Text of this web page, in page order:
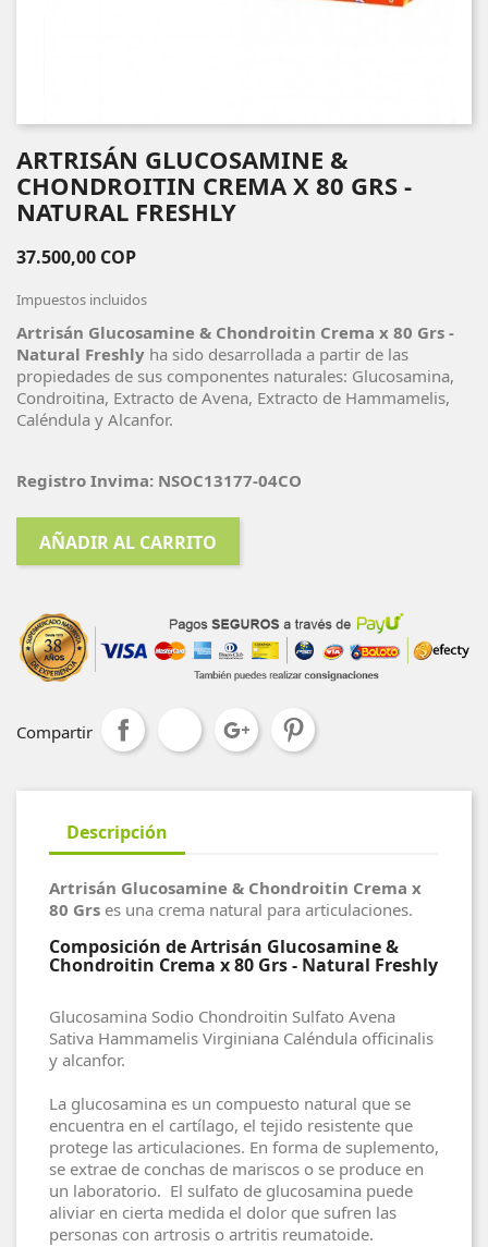
ARTRISÁN GLUCOSAMINE &
CHONDROITIN CREMA X 80 GRS -
NATURAL FRESHLY
37.500,00 COP
Impuestos incluidos
Artrisán Glucosamine & Chondroitin Crema x 80 Grs -
Natural Freshly ha sido desarrollada a partir de las
propiedades de sus componentes naturales: Glucosamina,
Condroitina, Extracto de Avena, Extracto de Hammamelis,
Caléndula y Alcanfor.
Registro Invima: NSOC13177-04CO
AÑADIR AL CARRITO
Compartir
Descripción
Artrisán Glucosamine & Chondroitin Crema x
80 Grs es una crema natural para articulaciones.
Composición de Artrisán Glucosamine &
Chondroitin Crema x 80 Grs - Natural Freshly
Glucosamina Sodio Chondroitin Sulfato Avena
Sativa Hammamelis Virginiana Caléndula officinalis
y alcanfor.
La glucosamina es un compuesto natural que se
encuentra en el cartílago, el tejido resistente que
protege las articulaciones. En forma de suplemento,
se extrae de conchas de mariscos o se produce en
un laboratorio. El sulfato de glucosamina puede
aliviar en cierta medida el dolor que sufren las
personas con artrosis o artritis reumatoide.